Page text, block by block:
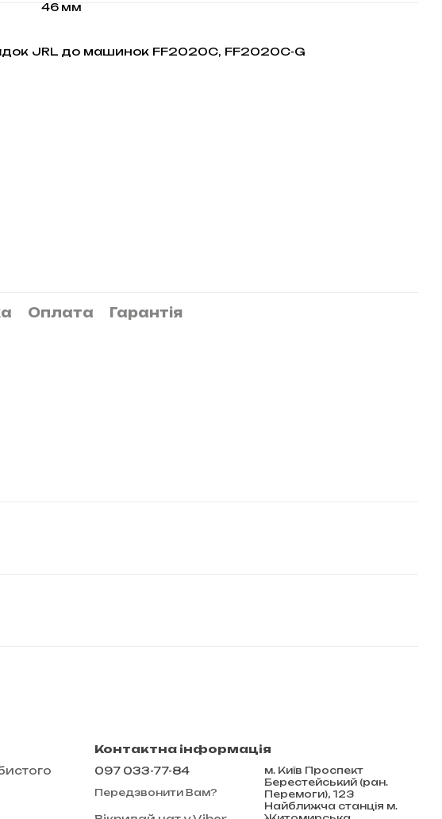
46 мм
JRL до машинок FF2020C, FF2020C-G
Оплата Гарантія
Контактна інформація
097 033-77-84
Передзвонити Вам?
м. Київ Проспект
Берестейський (ран.
Перемоги), 123
Найближча станція м.